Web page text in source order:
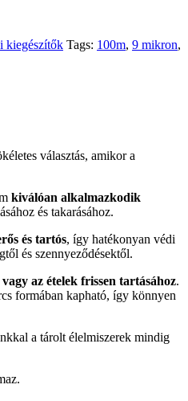
kiegészítők Tags: 100m, 9 mikron,
választás, amikor a
kiválóan alkalmazkodik
és takarásához.
és tartós, így hatékonyan védi
és szennyeződésektől.
vagy az ételek frissen tartásához.
formában kapható, így könnyen
a tárolt élelmiszerek mindig